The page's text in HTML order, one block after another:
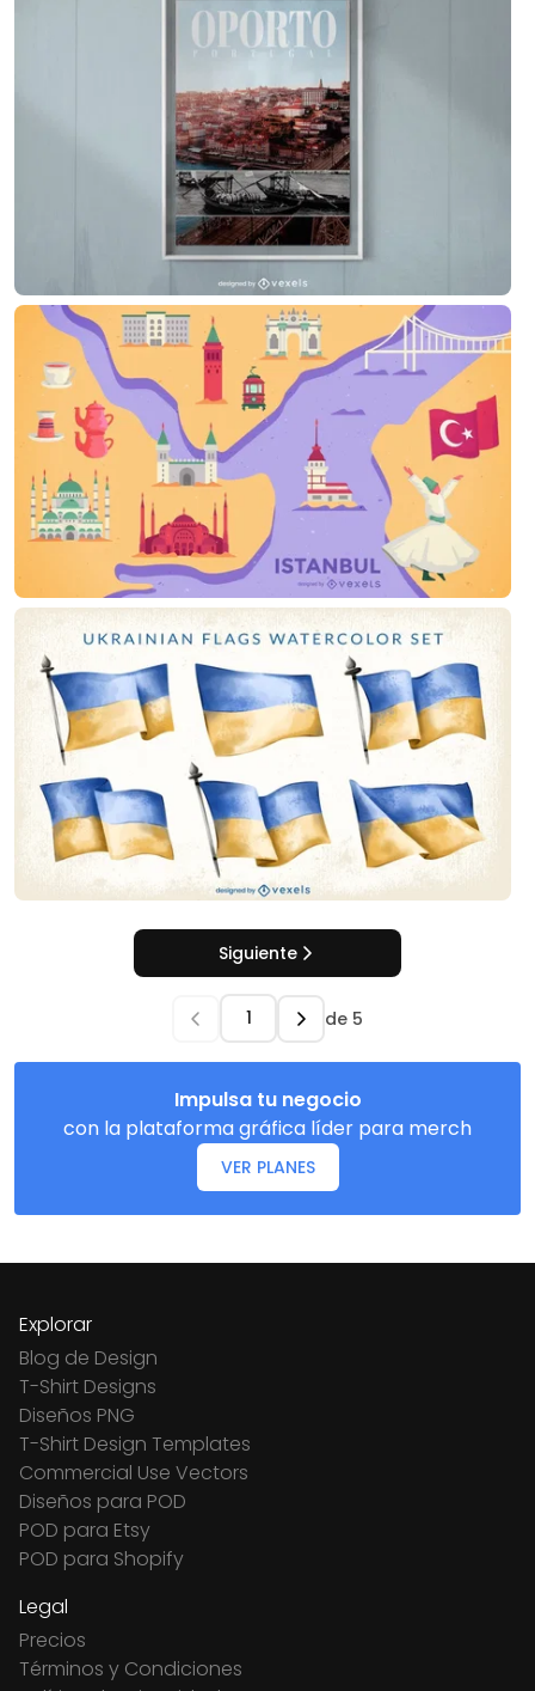
Siguiente
de 5
Impulsa tu negocio
con la plataforma gráfica líder para merch
VER PLANES
Explorar
Blog de Design
T-Shirt Designs
Diseños PNG
T-Shirt Design Templates
Commercial Use Vectors
Diseños para POD
POD para Etsy
POD para Shopify
Legal
Precios
Términos y Condiciones